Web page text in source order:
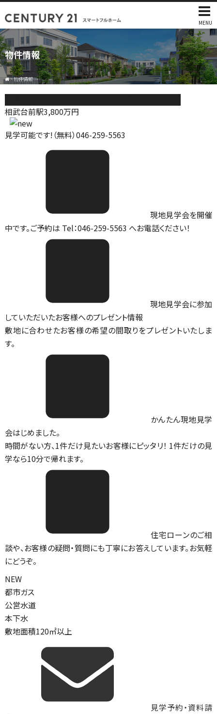
MENU
物件情報
>物件情報
相武台前駅3,800万円
見学可能です!（無料）046-259-5563
現地見学会を開催
中です。ご予約は Tel：046-259-5563 へお電話ください！
現地見学会に参加
していただいたお客様へのプレゼント情報
敷地に合わせたお客様の希望の間取りをプレゼントいたしま
す。
かんたん現地見学
会はじめました。
時間がない方、1件だけ見たいお客様にピッタリ！ 1件だけの見
学なら10分で帰れます。
住宅ローンのご相
談や、お客様の疑問・質問にも丁寧にお答えしています。お気軽
にどうぞ。
NEW
都市ガス
公営水道
本下水
敷地面積120㎡以上
見学予約・資料請